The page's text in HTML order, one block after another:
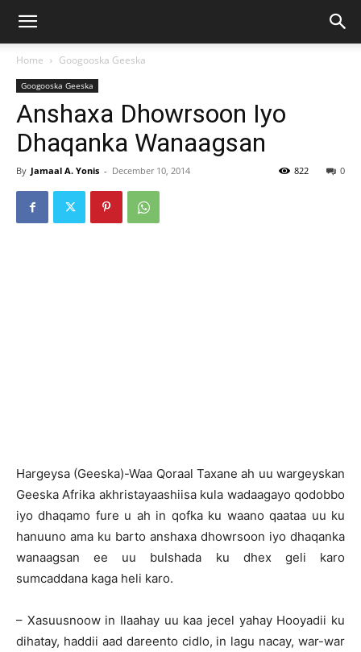
Home Googooska Geeska
Googooska Geeska
Anshaxa Dhowrsoon Iyo
Dhaqanka Wanaagsan
By Jamaal A. Yonis - December 10, 2014 0
822
Hargeysa (Geeska)-Waa Qoraal Taxane ah uu wargeyskan
Geeska Afrika akhristayaashiisa kula wadaagayo qodobbo
iyo dhaqamo fure u ah in qofka ku waano qaataa uu ku
hanuuno ama ku barto anshaxa dhowrsoon iyo dhaqanka
wanaagsan ee uu bulshada ku dhex geli karo
sumcaddana kaga heli karo.
– Xasuusnoow in Ilaahay uu kaa jecel yahay Hooyadii ku
dihatay, haddii aad dareento cidlo, in lagu nacay, war-war